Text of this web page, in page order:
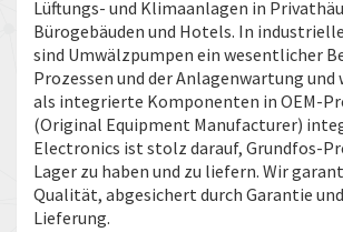
Lüftungs- und Klimaanlagen in
Bürogebäuden und Hotels. In
sind Umwälzpumpen ein wesentlicher
Prozessen und der Anlagenwartung und
als integrierte Komponenten in OEM-
(Original Equipment Manufacturer)
Electronics ist stolz darauf, Grundfos-
Lager zu haben und zu liefern. Wir
Qualität, abgesichert durch Garantie
Lieferung.